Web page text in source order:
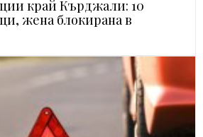
край Кърджали: 10
жена блокирана в